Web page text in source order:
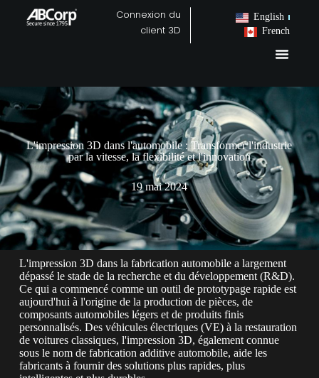
Connexion du
client 3D
English
French
L'impression 3D dans l'automobile : Transformer l'industrie
par la vitesse, la flexibilité et l'innovation
19 mai 2024
L'impression 3D dans la fabrication automobile a largement
dépassé le stade de la recherche et du développement (R&D).
Ce qui a commencé comme un outil de prototypage rapide est
aujourd'hui à l'origine de la production de pièces, de
composants automobiles légers et de produits finis
personnalisés. Des véhicules électriques (VE) à la restauration
de voitures classiques, l'impression 3D, également connue
sous le nom de fabrication additive automobile, aide les
fabricants à fournir des solutions plus rapides, plus